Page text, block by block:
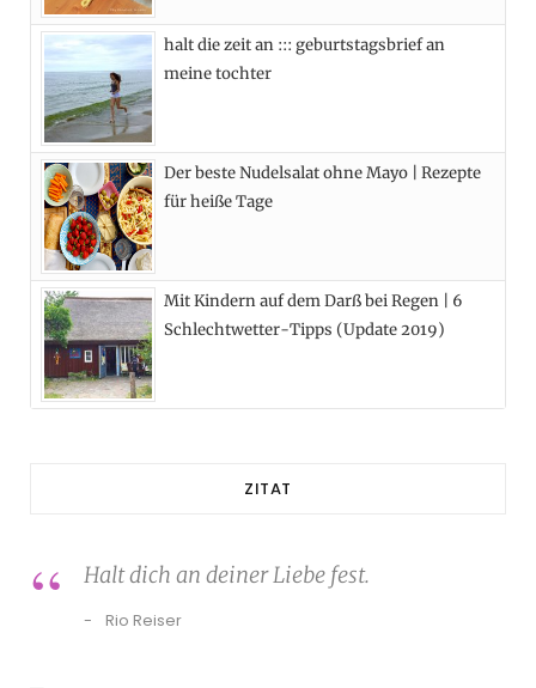
halt die zeit an ::: geburtstagsbrief an
meine tochter
Der beste Nudelsalat ohne Mayo | Rezepte
für heiße Tage
Mit Kindern auf dem Darß bei Regen | 6
Schlechtwetter-Tipps (Update 2019)
ZITAT
Halt dich an deiner Liebe fest.
Rio Reiser